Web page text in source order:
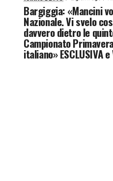
Bargiggia: «Mancini
Nazionale. Vi svelo
davvero dietro le
Campionato
italiano» ESCLUSIVA e